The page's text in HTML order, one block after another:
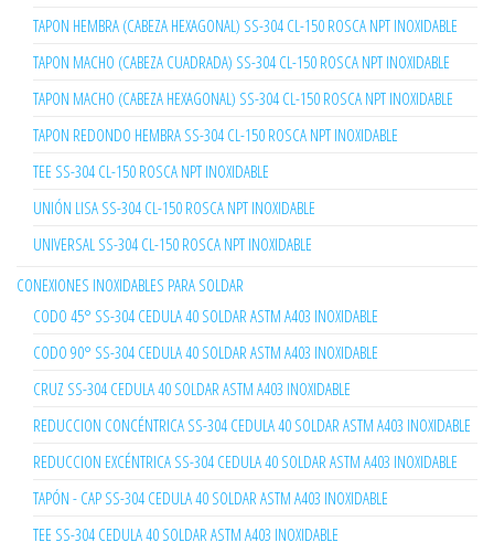
TAPON HEMBRA (CABEZA HEXAGONAL) SS-304 CL-150 ROSCA NPT INOXIDABLE
TAPON MACHO (CABEZA CUADRADA) SS-304 CL-150 ROSCA NPT INOXIDABLE
TAPON MACHO (CABEZA HEXAGONAL) SS-304 CL-150 ROSCA NPT INOXIDABLE
TAPON REDONDO HEMBRA SS-304 CL-150 ROSCA NPT INOXIDABLE
TEE SS-304 CL-150 ROSCA NPT INOXIDABLE
UNIÓN LISA SS-304 CL-150 ROSCA NPT INOXIDABLE
UNIVERSAL SS-304 CL-150 ROSCA NPT INOXIDABLE
CONEXIONES INOXIDABLES PARA SOLDAR
CODO 45° SS-304 CEDULA 40 SOLDAR ASTM A403 INOXIDABLE
CODO 90° SS-304 CEDULA 40 SOLDAR ASTM A403 INOXIDABLE
CRUZ SS-304 CEDULA 40 SOLDAR ASTM A403 INOXIDABLE
REDUCCION CONCÉNTRICA SS-304 CEDULA 40 SOLDAR ASTM A403 INOXIDABLE
REDUCCION EXCÉNTRICA SS-304 CEDULA 40 SOLDAR ASTM A403 INOXIDABLE
TAPÓN - CAP SS-304 CEDULA 40 SOLDAR ASTM A403 INOXIDABLE
TEE SS-304 CEDULA 40 SOLDAR ASTM A403 INOXIDABLE